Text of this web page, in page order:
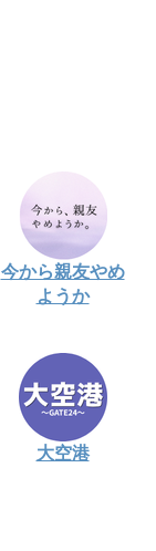
今から親友やめ
ようか
大空港